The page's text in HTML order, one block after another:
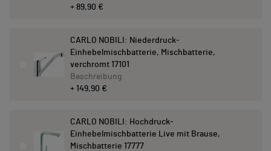
+ 89,90 €
CARLO NOBILI: Niederdruck-
Einhebelmischbatterie, Mischbatterie,
verchromt 17101
+ 149,90 €
Beschreibung
CARLO NOBILI: Hochdruck-
Einhebelmischbatterie Live mit Brause,
Mischbatterie 17777